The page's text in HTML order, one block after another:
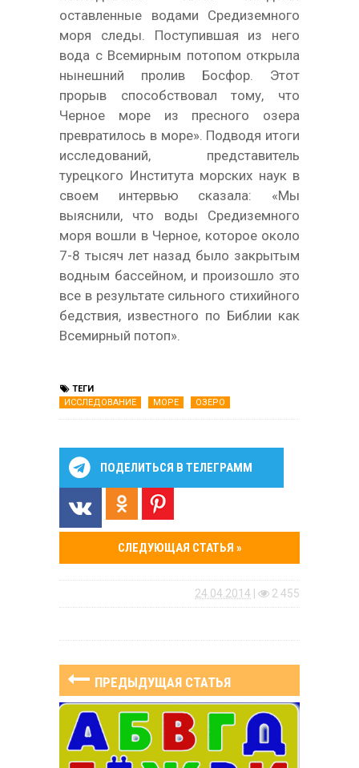
оставленные водами Средиземного
моря следы. Поступившая из него
вода с Всемирным потопом открыла
нынешний пролив Босфор. Этот
прорыв способствовал тому, что
Черное море из пресного озера
превратилось в море». Подводя итоги
исследований, представитель
турецкого Института морских наук в
своем интервью сказала: «Мы
выяснили, что воды Средиземного
моря вошли в Черное, которое около
7-8 тысяч лет назад было закрытым
водным бассейном, и произошло это
все в результате сильного стихийного
бедствия, известного по Библии как
Всемирный потоп».
ТЕГИ
ИССЛЕДОВАНИЕ
МОРЕ ОЗЕРО
ПОДЕЛИТЬСЯ В ТЕЛЕГРАММ
СЛЕДУЮЩАЯ СТАТЬЯ »
24.04.2014 2 455
ПРЕДЫДУЩАЯ СТАТЬЯ